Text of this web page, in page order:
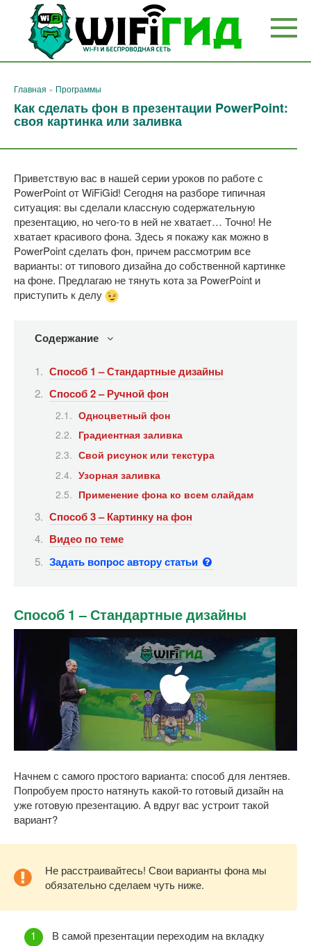
Перейти
контенту
Главная » Программы
Как сделать фон в презентации PowerPoint:
своя картинка или заливка
Приветствую вас в нашей серии уроков по работе с
PowerPoint от WiFiGid! Сегодня на разборе типичная
ситуация: вы сделали классную содержательную
презентацию, но чего-то в ней не хватает… Точно! Не
хватает красивого фона. Здесь я покажу как можно в
PowerPoint сделать фон, причем рассмотрим все
варианты: от типового дизайна до собственной картинке
на фоне. Предлагаю не тянуть кота за PowerPoint и
приступить к делу
Содержание
Способ 1 – Стандартные дизайны
Способ 2 – Ручной фон
Одноцветный фон
Градиентная заливка
Свой рисунок или текстура
Узорная заливка
Применение фона ко всем слайдам
Способ 3 – Картинку на фон
Видео по теме
Задать вопрос автору статьи
Способ 1 – Стандартные дизайны
Начнем с самого простого варианта: способ для лентяев.
Попробуем просто натянуть какой-то готовый дизайн на
уже готовую презентацию. А вдруг вас устроит такой
вариант?
Не расстраивайтесь! Свои варианты фона мы
обязательно сделаем чуть ниже.
В самой презентации переходим на вкладку